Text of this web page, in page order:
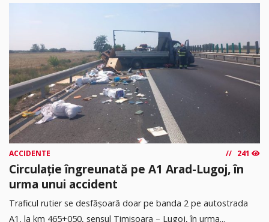
ACCIDENTE 241
Circulație îngreunată pe A1 Arad-Lugoj, în
urma unui accident
Traficul rutier se desfășoară doar pe banda 2 pe autostrada
A1, la km 465+050, sensul Timişoara – Lugoj, în urma...